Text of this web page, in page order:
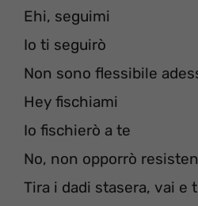
Ehi, seguimi
Io ti seguirò
Non sono flessibile
Hey fischiami
Io fischierò a te
No, non opporrò
Tira i dadi stasera, vai e